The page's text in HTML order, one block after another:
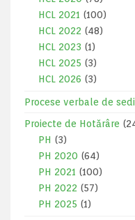
HCL 2021 (100)
HCL 2022 (48)
HCL 2023 (1)
HCL 2025 (3)
HCL 2026 (3)
Procese verbale de
Proiecte de Hotărâre
PH (3)
PH 2020 (64)
PH 2021 (100)
PH 2022 (57)
PH 2025 (1)